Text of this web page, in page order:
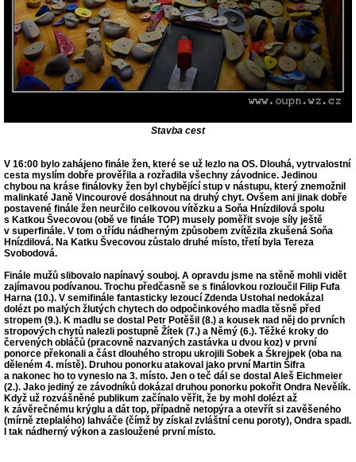
Stavba cest
V 16:00 bylo zahájeno finále žen, které se už lezlo na OS. Dlouhá, vytrvalostní
cesta myslím dobře prověřila a rozřadila všechny závodnice. Jedinou
chybou na kráse finálovky žen byl chybějící stup v nástupu, který znemožnil
malinkaté Janě Vincourové dosáhnout na druhý chyt. Ovšem ani jinak dobře
postavené finále žen neurčilo celkovou vítězku a Soňa Hnízdilová spolu
s Katkou Švecovou (obě ve finále TOP) musely poměřit svoje síly ještě
v superfinále. V tom o třídu nádherným způsobem zvítězila zkušená Soňa
Hnízdilová. Na Katku Švecovou zůstalo druhé místo, třetí byla Tereza
Svobodová.
Finále mužů slibovalo napínavý souboj. A opravdu jsme na stěně mohli vidět
zajímavou podívanou. Trochu předčasně se s finálovkou rozloučil Filip Fufa
Harna (10.). V semifinále fantasticky lezoucí Zdenda Ustohal nedokázal
dolézt po malých žlutých chytech do odpočinkového madla těsně před
stropem (9.). K madlu se dostal Petr Potěšil (8.) a kousek nad něj do prvních
stropových chytů nalezli postupně Žítek (7.) a Němý (6.). Těžké kroky do
červených obláčů (pracovně nazvaných zastávka u dvou koz) v první
ponorce překonali a část dlouhého stropu ukrojili Sobek a Škrejpek (oba na
děleném 4. místě). Druhou ponorku atakoval jako první Martin Šifra
a nakonec ho to vyneslo na 3. místo. Jen o teč dál se dostal Aleš Eichmeier
(2.). Jako jediný ze závodníků dokázal druhou ponorku pokořit Ondra Nevělík.
Když už rozvášněné publikum začínalo věřit, že by mohl dolézt až
k závěrečnému krýglu a dát top, případně netopýra a otevřít si zavěšeného
(mírně zteplalého) lahváče (čímž by získal zvláštní cenu poroty), Ondra spadl.
I tak nádherný výkon a zasloužené první místo.